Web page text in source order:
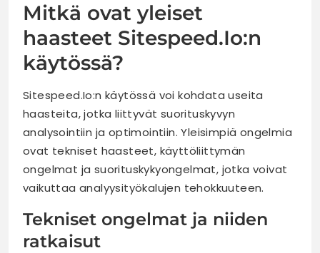
Mitkä ovat yleiset
haasteet Sitespeed.Io:n
käytössä?
Sitespeed.Io:n käytössä voi kohdata useita
haasteita, jotka liittyvät suorituskyvyn
analysointiin ja optimointiin. Yleisimpiä ongelmia
ovat tekniset haasteet, käyttöliittymän
ongelmat ja suorituskykyongelmat, jotka voivat
vaikuttaa analyysityökalujen tehokkuuteen.
Tekniset ongelmat ja niiden
ratkaisut